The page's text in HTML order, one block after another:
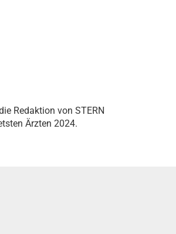
Redaktion von STERN
Ärzten 2024.